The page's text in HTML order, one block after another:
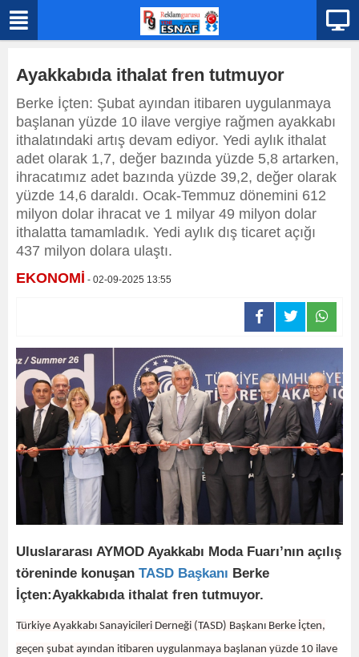
Ayakkabıda ithalat fren tutmuyor
Berke İçten: Şubat ayından itibaren uygulanmaya
başlanan yüzde 10 ilave vergiye rağmen ayakkabı
ithalatındaki artış devam ediyor. Yedi aylık ithalat
adet olarak 1,7, değer bazında yüzde 5,8 artarken,
ihracatımız adet bazında yüzde 39,2, değer olarak
yüzde 14,6 daraldı. Ocak-Temmuz dönemini 612
milyon dolar ihracat ve 1 milyar 49 milyon dolar
ithalatta tamamladık. Yedi aylık dış ticaret açığı
437 milyon dolara ulaştı.
EKONOMİ - 02-09-2025 13:55
Uluslararası AYMOD Ayakkabı Moda Fuarı’nın açılış
töreninde konuşan TASD Başkanı Berke
İçten:Ayakkabıda ithalat fren tutmuyor.
Türkiye Ayakkabı Sanayicileri Derneği (TASD) Başkanı Berke İçten,
geçen şubat ayından itibaren uygulanmaya başlanan yüzde 10 ilave